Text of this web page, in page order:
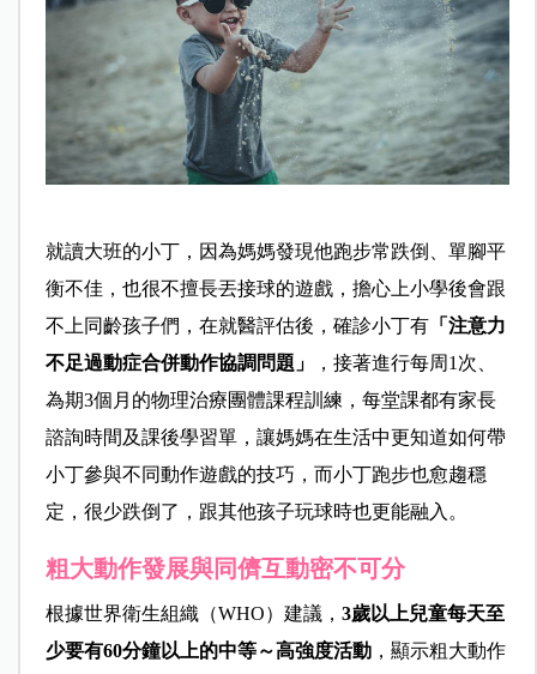
就讀大班的小丁，因為媽媽發現他跑步常跌倒、單腳平
衡不佳，也很不擅長丟接球的遊戲，擔心上小學後會跟
不上同齡孩子們，在就醫評估後，確診小丁有「注意力
不足過動症合併動作協調問題」
，接著進行每周1次、
為期3個月的物理治療團體課程訓練，每堂課都有家長
諮詢時間及課後學習單，讓媽媽在生活中更知道如何帶
小丁參與不同動作遊戲的技巧，而小丁跑步也愈趨穩
定，很少跌倒了，跟其他孩子玩球時也更能融入。
粗大動作發展與同儕互動密不可分
根據世界衛生組織（WHO）建議， 3歲以上兒童每天至
少要有60分鐘以上的中等～高強度活動，顯示粗大動作